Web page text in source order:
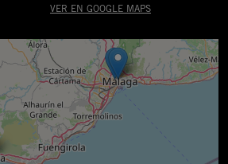
VER EN GOOGLE MAPS